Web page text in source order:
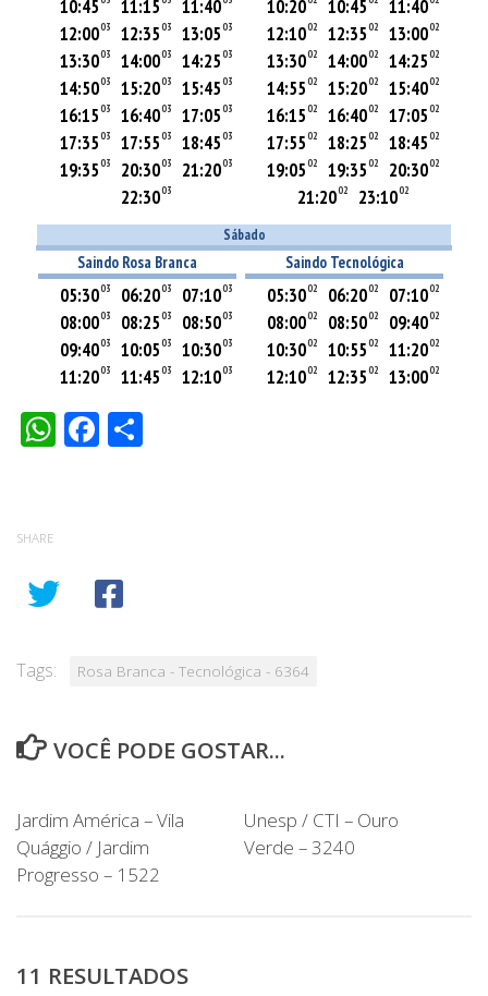
WhatsApp
Facebook
SHARE
Tags: Rosa Branca - Tecnológica - 6364
VOCÊ PODE GOSTAR...
Jardim América – Vila
Quággio / Jardim
Progresso – 1522
Unesp / CTI – Ouro
Verde – 3240
11 RESULTADOS